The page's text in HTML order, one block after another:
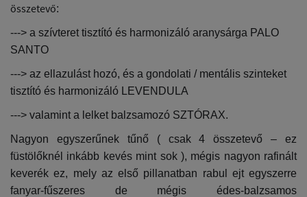
összetevő:
---> a szívteret tisztító és harmonizáló aranysárga PALO
SANTO
---> az ellazulást hozó, és a gondolati / mentális szinteket
tisztító és harmonizáló LEVENDULA
---> valamint a lelket balzsamozó SZTÓRAX.
Nagyon egyszerűnek tűnő ( csak 4 összetevő – ez
füstölőknél inkább kevés mint sok ), mégis nagyon rafinált
keverék ez, mely az első pillanatban rabul ejt egyszerre
fanyar-fűszeres de mégis édes-balzsamos